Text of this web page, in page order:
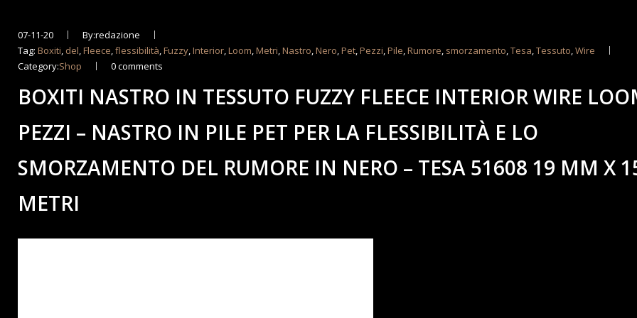
07-11-20
By:redazione
Tag:Boxiti del ,Fleece ,flessibilità ,Fuzzy ,Interior ,Loom ,Metri ,Nastro ,Nero ,Pet ,Pezzi ,Pile ,Rumore smorzamento ,Tesa ,Tessuto ,Wire
Category:Shop 0 comments
BOXITI NASTRO IN TESSUTO FUZZY FLEECE INTERIOR WIRE
PEZZI – NASTRO IN PILE PET PER LA FLESSIBILITÀ E LO
SMORZAMENTO DEL RUMORE IN NERO – TESA 51608 19 MM X
METRI